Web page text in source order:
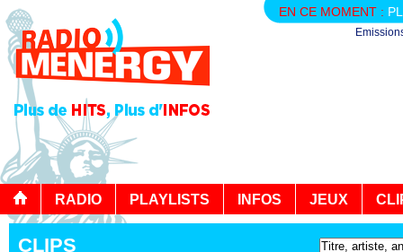
EN CE MOMENT :
RADIO PLAYLISTS INFOS JEUX
CLIPS